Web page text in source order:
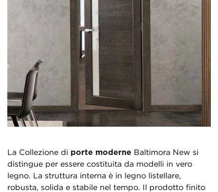
La Collezione di porte moderne Baltimora New si
distingue per essere costituita da modelli in vero
legno. La struttura interna è in legno listellare,
robusta, solida e stabile nel tempo. Il prodotto finito